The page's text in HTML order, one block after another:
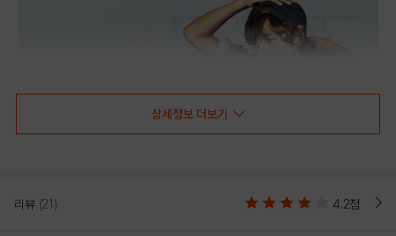
상세정보 더보기
리뷰 (21) 4.2점